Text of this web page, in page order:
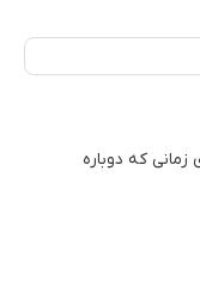
که دوباره